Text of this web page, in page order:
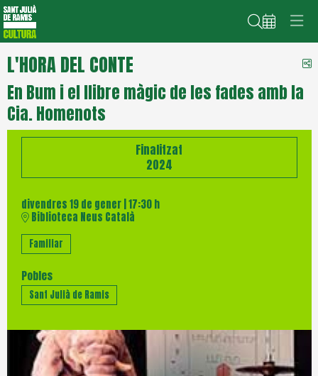
Cerca
L'HORA DEL CONTE
En Bum i el llibre màgic de les fades amb la
Cia. Homenots
Finalitzat
2024
divendres 19 de gener| 17:30 h
Biblioteca Neus Català
Familiar
Pobles
Sant Julià de Ramis